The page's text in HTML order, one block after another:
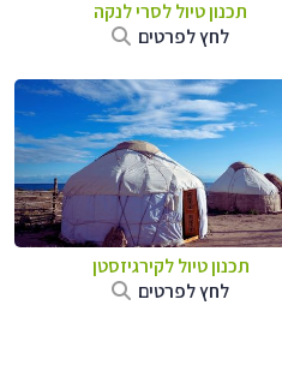
תכנון טיוללסרי לנקה
לחץ לפרטים
תכנון טיוללקירגיזסטן
לחץ לפרטים